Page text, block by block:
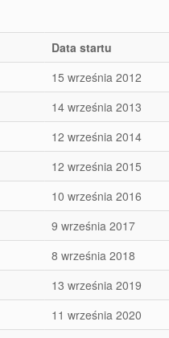
Data startu
15 września 2012
14 września 2013
12 września 2014
12 września 2015
10 września 2016
9 września 2017
8 września 2018
13 września 2019
11 września 2020